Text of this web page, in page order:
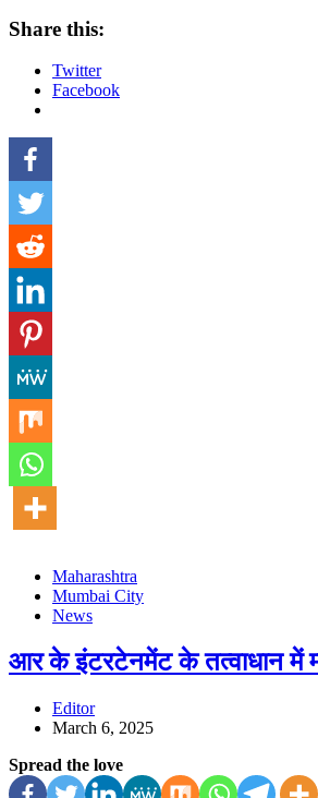
Share this:
Twitter
Facebook
Maharashtra
Mumbai City
News
आर के इंटरटेनमेंट के तत्वाधान में
Editor
March 6, 2025
Spread the love